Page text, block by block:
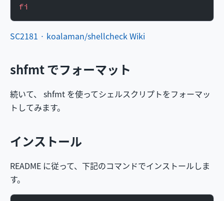
fi
SC2181 · koalaman/shellcheck Wiki
shfmt でフォーマット
続いて、 shfmt を使ってシェルスクリプトをフォーマッ
トしてみます。
インストール
README に従って、下記のコマンドでインストールしま
す。